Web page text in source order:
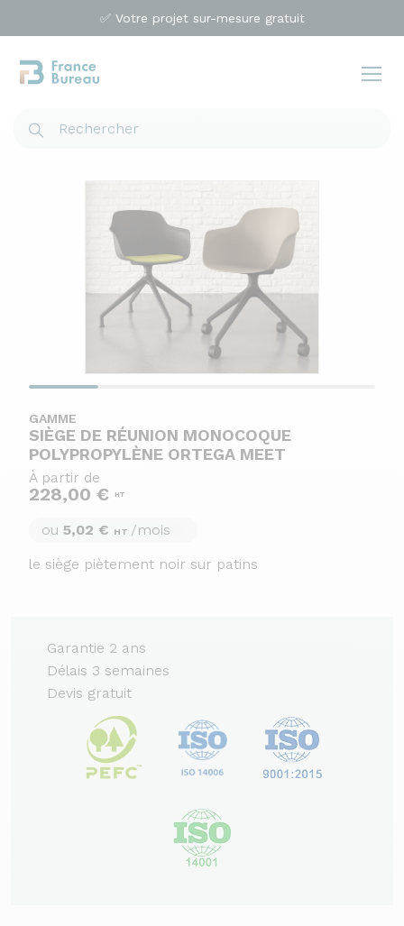
✅ Votre projet sur-mesure gratuit
GAMME
SIÈGE DE RÉUNION MONOCOQUE
POLYPROPYLÈNE ORTEGA MEET
À partir de
228,00 € HT
ou 5,02 € HT /mois
le siège piètement noir sur patins
Garantie 2 ans
Délais 3 semaines
Devis gratuit